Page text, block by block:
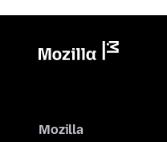
Mozilla